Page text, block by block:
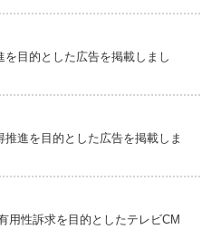
を目的とした広告を掲載しまし
推進を目的とした広告を掲載しま
用性訴求を目的としたテレビCM